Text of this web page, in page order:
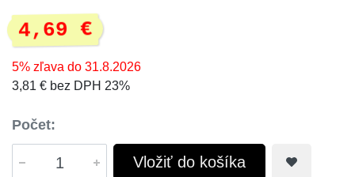
4,69 €
5% zľava do 31.8.2026
3,81 € bez DPH 23%
Počet:
Vložiť do košíka